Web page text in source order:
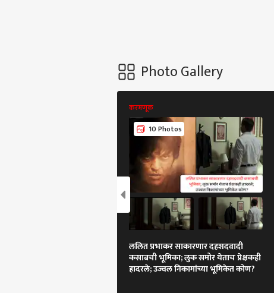
Photo Gallery
करमणूक
10 Photos
ललित प्रभाकर साकारणार दहशदवादी
कसाबची भूमिका; लुक समोर येताच प्रेक्षकही
हादरले; उज्वल निकामांच्या भूमिकेत कोण?